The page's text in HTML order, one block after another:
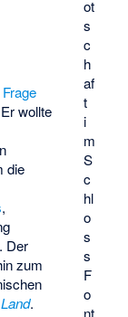
ot
s
c
h
af
t
i
m
S
c
hl
o
s
s
F
o
nt
wollte
die
,
Der
zum
.